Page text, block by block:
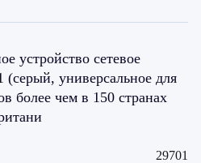
устройство сетевое
(серый, универсальное для
более чем в 150 странах
29701